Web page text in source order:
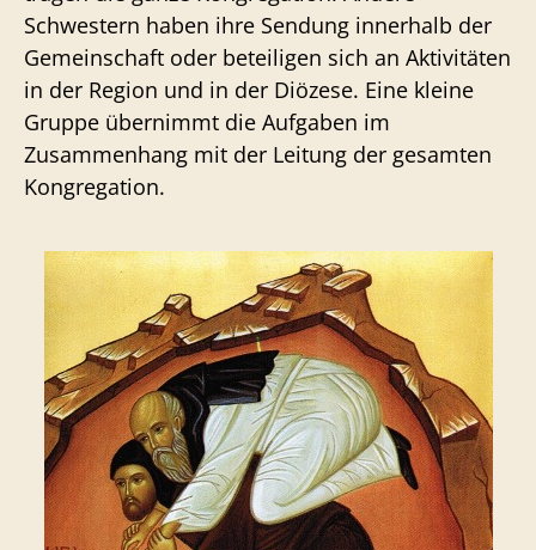
Schwestern haben ihre Sendung innerhalb der
Gemeinschaft oder beteiligen sich an Aktivitäten
in der Region und in der Diözese. Eine kleine
Gruppe übernimmt die Aufgaben im
Zusammenhang mit der Leitung der gesamten
Kongregation.